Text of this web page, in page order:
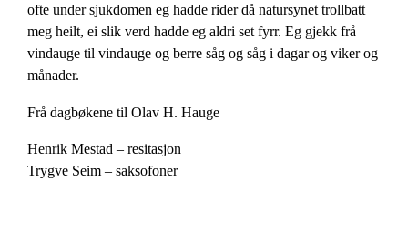
ofte under sjukdomen eg hadde rider då natursynet trollbatt
meg heilt, ei slik verd hadde eg aldri set fyrr. Eg gjekk frå
vindauge til vindauge og berre såg og såg i dagar og viker og
månader.
Frå dagbøkene til Olav H. Hauge
Henrik Mestad – resitasjon
Trygve Seim – saksofoner